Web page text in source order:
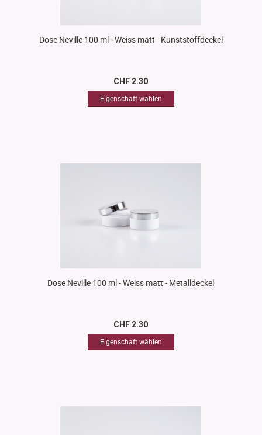
Dose Neville 100 ml - Weiss matt - Kunststoffdeckel
CHF 2.30
Dose Neville 100 ml - Weiss matt - Metalldeckel
CHF 2.30